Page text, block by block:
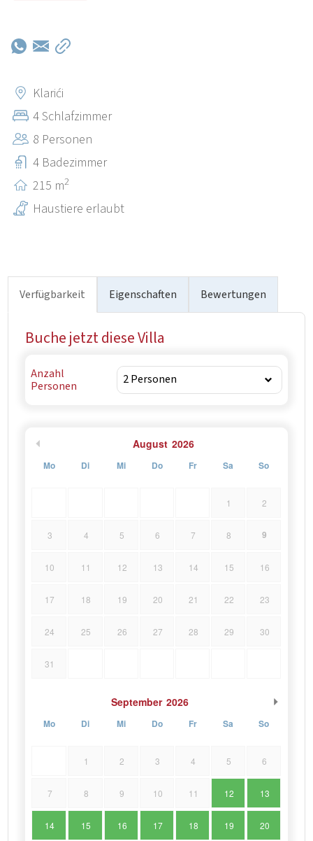
sie die Vorzüge der Region – ihr einzigartiges Natur-,
lokalen Küche, der Wein- und Olivenölproduktion sowie
interessanten Veranstaltungen nutzt. In Klarići gibt es
eine Taverne, die dank ihres Ambientes und ihrer
traditionellen, köstlichen Gerichte in ganz Istrien und
darüber hinaus beliebt ist.“
Klarići
4 Schlafzimmer
8 Personen
4 Badezimmer
215 m2
Haustiere erlaubt
Verfügbarkeit Eigenschaften Bewertungen
Buche jetzt diese Villa
Anzahl
Personen
August 2026
Mo Di Mi Do Fr Sa So
1 2
3 4 5 6 7 8 9
10 11 12 13 14 15 16
17 18 19 20 21 22 23
24 25 26 27 28 29 30
31
September 2026
Mo Di Mi Do Fr Sa So
1 2 3 4 5 6
7 8 9 10 11 12 13
14 15 16 17 18 19 20